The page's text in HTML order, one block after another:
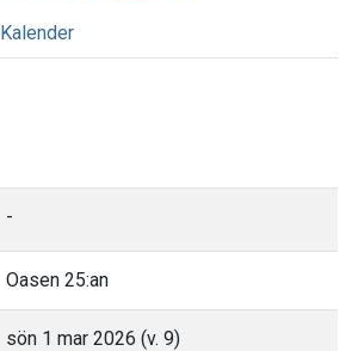
Kalender
-
Oasen 25:an
sön 1 mar 2026 (v. 9)